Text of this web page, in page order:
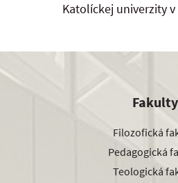
Katolíckej univerzity
Fakulty
Filozofická
Pedagogická
Teologická